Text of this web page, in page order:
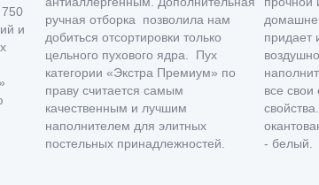
и
ручная отборка позволила нам
добиться отсортировки только
цельного пухового ядра. Пух
категории «Экстра Премиум» по
праву считается самым
качественным и лучшим
наполнителем для элитных
постельных принадлежностей.
придает
все
- белый.